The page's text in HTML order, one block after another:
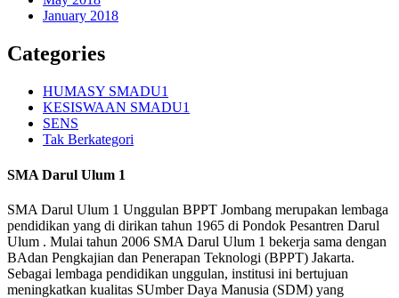
January 2018
Categories
HUMASY SMADU1
KESISWAAN SMADU1
SENS
Tak Berkategori
SMA Darul Ulum 1
SMA Darul Ulum 1 Unggulan BPPT Jombang merupakan lembaga
pendidikan yang di dirikan tahun 1965 di Pondok Pesantren Darul
Ulum . Mulai tahun 2006 SMA Darul Ulum 1 bekerja sama dengan
BAdan Pengkajian dan Penerapan Teknologi (BPPT) Jakarta.
Sebagai lembaga pendidikan unggulan, institusi ini bertujuan
meningkatkan kualitas SUmber Daya Manusia (SDM) yang